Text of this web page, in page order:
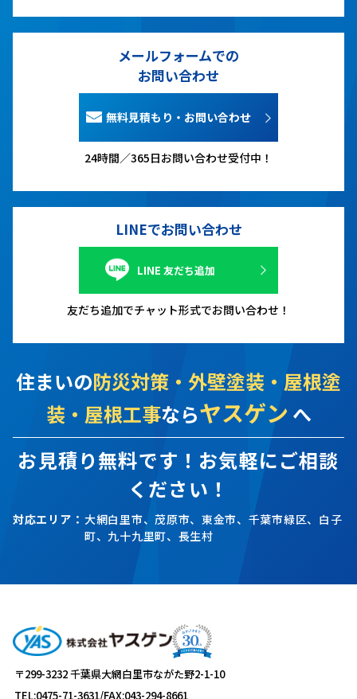
メールフォームでの
お問い合わせ
無料見積もり・お問い合わせ
24時間／365日お問い合わせ受付中！
LINEでお問い合わせ
LINE 友だち追加
友だち追加でチャット形式でお問い合わせ！
住まいの防災対策・外壁塗装・屋根塗
装・屋根工事ならヤスゲン へ
お見積り無料です！お気軽にご相談
ください！
対応エリア： 大網白里市、茂原市、東金市、千葉市緑区、白子
町、九十九里町、長生村
〒299-3232 千葉県大網白里市ながた野2-1-10
TEL:0475-71-3631/FAX:043-294-8661